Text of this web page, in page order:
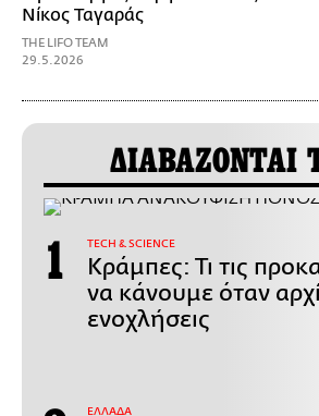
Νίκος Ταγαράς
THE LIFO TEAM
29.5.2026
ΔΙΑΒΑΖΟΝΤΑΙ
ΤECH & SCIENCE
Κράμπες: Τι τις
να κάνουμε όταν
ενοχλήσεις
ΕΛΛΑΔΑ